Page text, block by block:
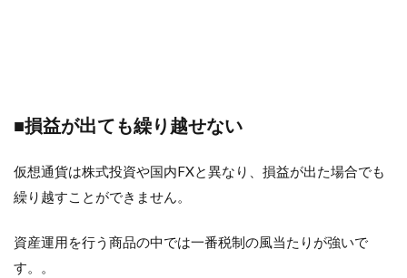
■損益が出ても繰り越せない
仮想通貨は株式投資や国内FXと異なり、損益が出た場合でも
繰り越すことができません。
資産運用を行う商品の中では一番税制の風当たりが強いで
す。。